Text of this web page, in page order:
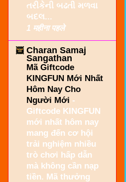
તરીકેની બઢતી મળવા
બદલ...
1 महीना पहले
Charan Samaj
Sangathan
Mã Giftcode
KINGFUN Mới Nhất
Hôm Nay Cho
Người Mới -
Giftcode KINGFUN
mới nhất hôm nay
mang đến cơ hội
trải nghiệm nhiều
trò chơi hấp dẫn
mà không cần nạp
tiền. Mã thưởng